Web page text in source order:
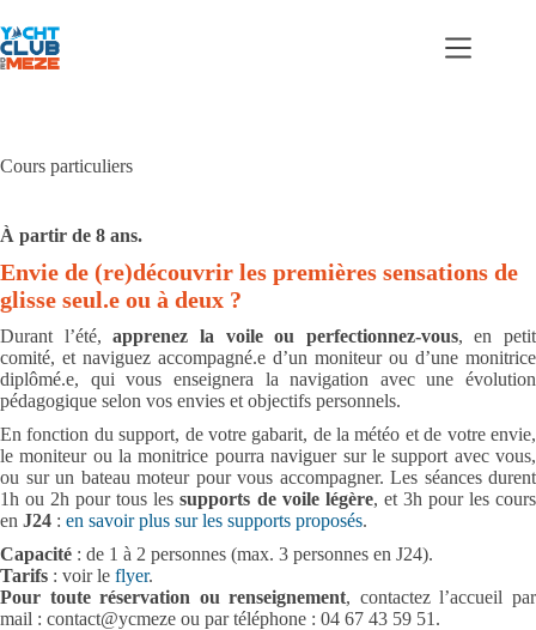
au
contenu
Cours particuliers
À partir de 8 ans.
Envie de (re)découvrir les premières sensations de
glisse seul.e ou à deux ?
Durant l’été,apprenez la voile ou perfectionnez-vous, en petit
comité, et naviguez accompagné.e d’un moniteur ou d’une monitrice
diplômé.e, qui vous enseignera la navigation avec une évolution
pédagogique selon vos envies et objectifs personnels.
En fonction du support, de votre gabarit, de la météo et de votre envie,
le moniteur ou la monitrice pourra naviguer sur le support avec vous,
ou sur un bateau moteur pour vous accompagner. Les séances durent
1h ou 2h pour tous lessupports de voile légère, et 3h pour les cours
en J24 : en savoir plus sur les supports proposés.
Capacité : de 1 à 2 personnes (max. 3 personnes en J24).
Tarifs : voir le flyer.
Pour toute réservation ou renseignement, contactez l’accueil par
mail : contact@ycmeze ou par téléphone : 04 67 43 59 51.